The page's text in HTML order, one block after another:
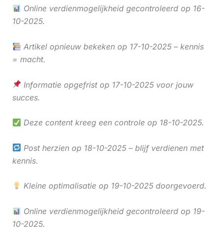
Online verdienmogelijkheid gecontroleerd op 16-
10-2025.
Artikel opnieuw bekeken op 17-10-2025 – kennis
= macht.
Informatie opgefrist op 17-10-2025 voor jouw
succes.
Deze content kreeg een controle op 18-10-2025.
Post herzien op 18-10-2025 – blijf verdienen met
kennis.
Kleine optimalisatie op 19-10-2025 doorgevoerd.
Online verdienmogelijkheid gecontroleerd op 19-
10-2025.